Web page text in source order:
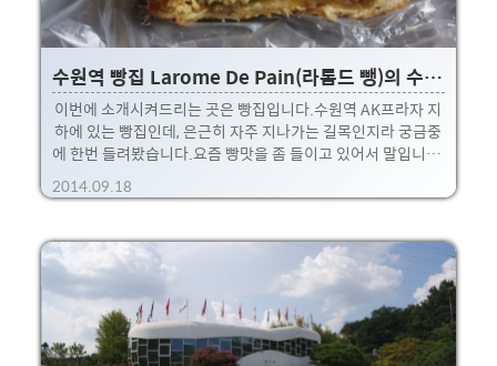
수원역 빵집 Larome De Pain(라롬드 뺑)의 수제 고로케~
이번에 소개시켜드리는 곳은 빵집입니다.수원역 AK프라자 지
하에 있는 빵집인데, 은근히 자주 지나가는 길목인지라 궁금중
에 한번 들려봤습니다.요즘 빵맛을 좀 들이고 있어서 말입니다.
ㅎㅎ 특히 수원에 있는 하얀풍차란 곳을 자주 갑니다. ㅋ 아무
튼 이곳 이름은 LAROME DE PAIN으로..... 처음에는 어떻게
요. 요런 왠지 있어보이는 명물 고로케!!어렸을때부터 좋아한
고로케인지라 바로 몇가지 집어왔네요 ㅎㅎ 띠링~, 이날 저녁
은 바로 요 고로케~.두개 사서 하루는 저녁에 먹고, 하나는 다음
날 아침에 먹었습니다. 기본/카레/갈비 뭐 이런 종류가 있었는
데,기본적인 하야시 고로케랑 좀 특이했던 갈비 고로케를 골라
봤네요 ㅎㅎ 비쥬얼은 일단 합격!! 짜잔..
2014.09.18